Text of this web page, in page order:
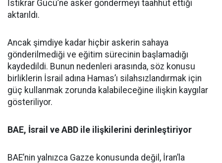
İstikrar Gücü’ne asker göndermeyi taahhüt ettiği
aktarıldı.
Ancak şimdiye kadar hiçbir askerin sahaya
gönderilmediği ve eğitim sürecinin başlamadığı
kaydedildi. Bunun nedenleri arasında, söz konusu
birliklerin İsrail adına Hamas’ı silahsızlandırmak için
güç kullanmak zorunda kalabileceğine ilişkin kaygılar
gösteriliyor.
BAE, İsrail ve ABD ile ilişkilerini derinleştiriyor
BAE’nin yalnızca Gazze konusunda değil, İran’la